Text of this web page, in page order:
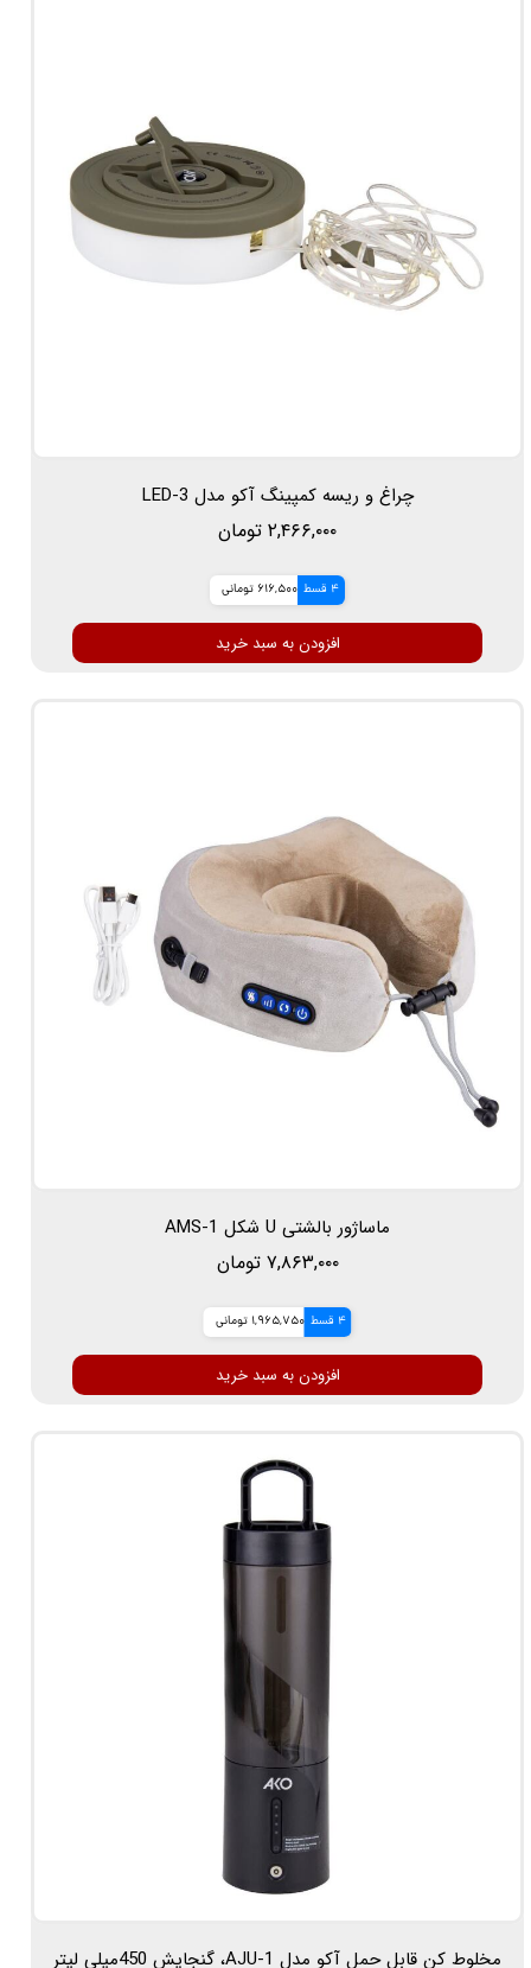
چراغ و ریسه کمپینگ آکو مدل LED-3
۲,۴۶۶,۰۰۰ تومان
4 قسط 616,500 تومانی
افزودن به سبد خرید
ماساژور بالشتی U شکل AMS-1
۷,۸۶۳,۰۰۰ تومان
4 قسط 1,965,750 تومانی
افزودن به سبد خرید
مخلوط کن قابل حمل آکو مدل AJU-1، گنجایش 450میلی لیتر